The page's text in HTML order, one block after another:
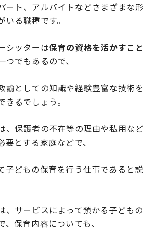
ート、アルバイトなどさまざまな形
る職種です。
シッターは保育の資格を活かすこと
つでもあるので、
諭としての知識や経験豊富な技術を
るでしょう。
、保護者の不在等の理由や私用など
要とする家庭などで、
子どもの保育を行う仕事であると説
、サービスによって預かる子どもの
保育内容についても、